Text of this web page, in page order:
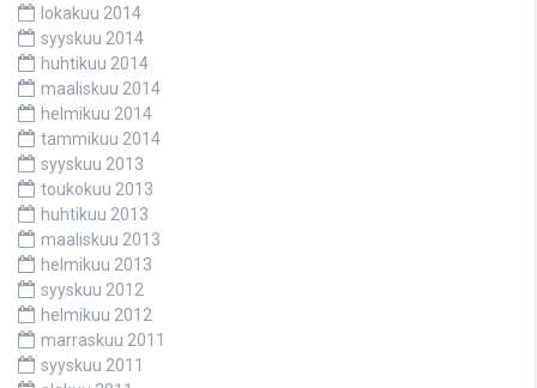
lokakuu 2014
syyskuu 2014
huhtikuu 2014
maaliskuu 2014
helmikuu 2014
tammikuu 2014
syyskuu 2013
toukokuu 2013
huhtikuu 2013
maaliskuu 2013
helmikuu 2013
syyskuu 2012
helmikuu 2012
marraskuu 2011
syyskuu 2011